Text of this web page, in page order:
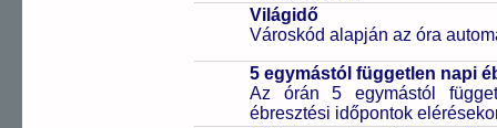
Világidő
Városkód alapján az óra
5 egymástól független napi
Az órán 5 egymástól
ébresztési időpontok